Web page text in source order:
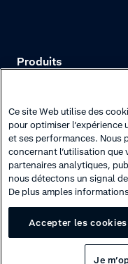
Produits
Paiements
Gestion des risques
Authentification
Ce site Web utilise des
pour optimiser
et ses performances. Nous
concernant l’utilisation que
partenaires analytiques,
nous détectons un signal
De plus amples
Accepter les cookies
Je